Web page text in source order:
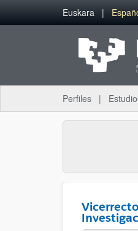
Saltar al contenido principal
Euskara
Perfiles